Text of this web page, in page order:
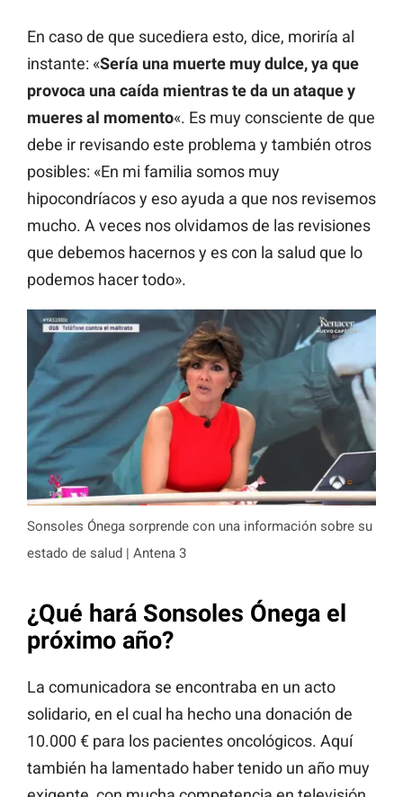
En caso de que sucediera esto, dice, moriría al
instante: «Sería una muerte muy dulce, ya que
provoca una caída mientras te da un ataque y
mueres al momento«. Es muy consciente de que
debe ir revisando este problema y también otros
posibles: «En mi familia somos muy
hipocondríacos y eso ayuda a que nos revisemos
mucho. A veces nos olvidamos de las revisiones
que debemos hacernos y es con la salud que lo
podemos hacer todo».
Sonsoles Ónega sorprende con una información sobre su
estado de salud | Antena 3
¿Qué hará Sonsoles Ónega el
próximo año?
La comunicadora se encontraba en un acto
solidario, en el cual ha hecho una donación de
10.000 € para los pacientes oncológicos. Aquí
también ha lamentado haber tenido un año muy